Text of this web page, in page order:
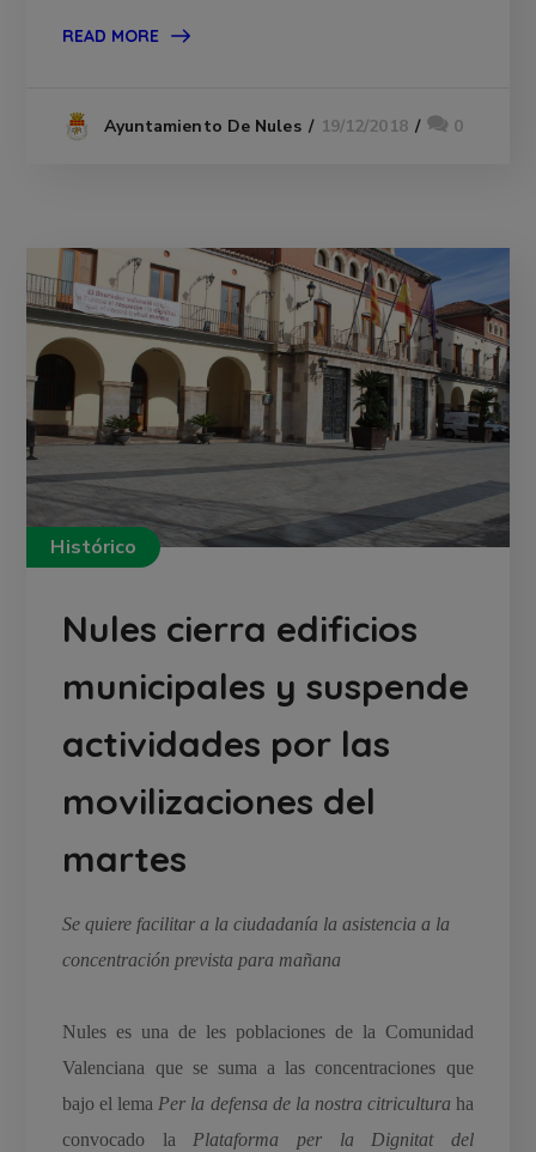
READ MORE
Ayuntamiento De Nules 19/12/2018 0
Histórico
Nules cierra edificios
municipales y suspende
actividades por las
movilizaciones del
martes
Se quiere facilitar a la ciudadanía la asistencia a la
concentración prevista para mañana
Nules es una de les poblaciones de la Comunidad
Valenciana que se suma a las concentraciones que
bajo el lema Per la defensa de la nostra citricultura ha
convocado la Plataforma per la Dignitat del